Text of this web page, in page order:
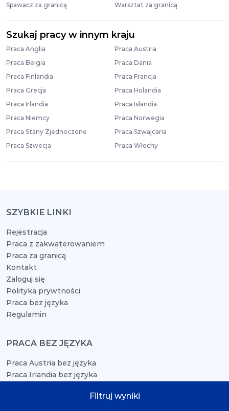
Filtruj wyniki
Spawacz za granicą
Warsztat za granicą
Szukaj pracy w innym kraju
Praca Anglia
Praca Austria
Praca Belgia
Praca Dania
Praca Finlandia
Praca Francja
Praca Grecja
Praca Holandia
Praca Irlandia
Praca Islandia
Praca Niemcy
Praca Norwegia
Praca Stany Zjednoczone
Praca Szwajcaria
Praca Szwecja
Praca Włochy
SZYBKIE LINKI
Rejestracja
Praca z zakwaterowaniem
Praca za granicą
Kontakt
Zaloguj się
Polityka prywtności
Praca bez języka
Regulamin
PRACA BEZ JĘZYKA
Praca Austria bez języka
Praca Irlandia bez języka
Praca Niemcy bez języka